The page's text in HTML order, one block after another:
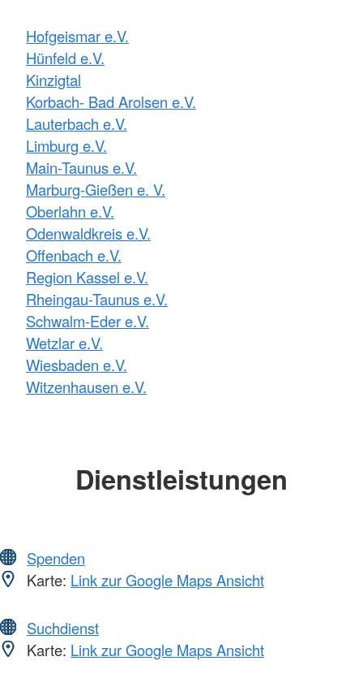
Hofgeismar e.V.
Hünfeld e.V.
Kinzigtal
Korbach- Bad Arolsen e.V.
Lauterbach e.V.
Limburg e.V.
Main-Taunus e.V.
Marburg-Gießen e. V.
Oberlahn e.V.
Odenwaldkreis e.V.
Offenbach e.V.
Region Kassel e.V.
Rheingau-Taunus e.V.
Schwalm-Eder e.V.
Wetzlar e.V.
Wiesbaden e.V.
Witzenhausen e.V.
Dienstleistungen
Spenden
Karte: Link zur Google Maps Ansicht
Suchdienst
Karte: Link zur Google Maps Ansicht